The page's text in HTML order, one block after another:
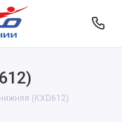
(KXD612)